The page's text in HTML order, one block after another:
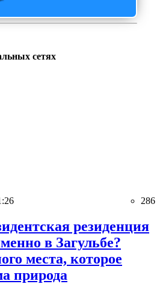
сетях
286
резиденция
в Загульбе?
места, которое
природа